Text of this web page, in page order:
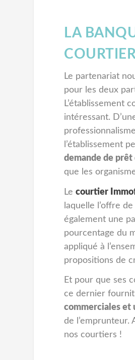
LA
Le partenariat
pour les deux
L’établissement
intéressant.
l’établissement
demande de
que les
Lecourtier
laquelle l’offre
également une
pourcentage du
appliqué à
propositions de
Et pour que ses
ce dernier
commerciales et
de l’emprunteur.
nos courtiers !